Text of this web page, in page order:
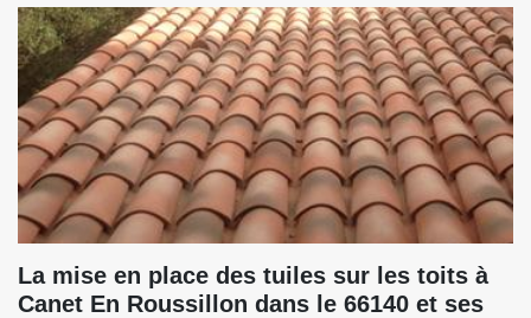
La mise en place des tuiles sur les toits à
Canet En Roussillon dans le 66140 et ses